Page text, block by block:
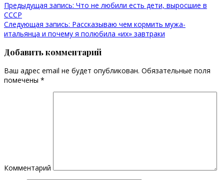
Предыдущая запись: Что не любили есть дети, выросшие в
СССР
Следующая запись: Рассказываю чем кормить мужа-
итальянца и почему я полюбила «их» завтраки
Добавить комментарий
Ваш адрес email не будет опубликован. Обязательные поля
помечены *
Комментарий